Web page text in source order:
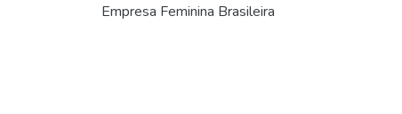
Empresa Feminina Brasileira